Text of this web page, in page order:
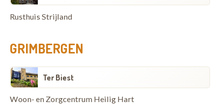
Rusthuis Strijland
GRIMBERGEN
Ter Biest
Woon- en Zorgcentrum Heilig Hart